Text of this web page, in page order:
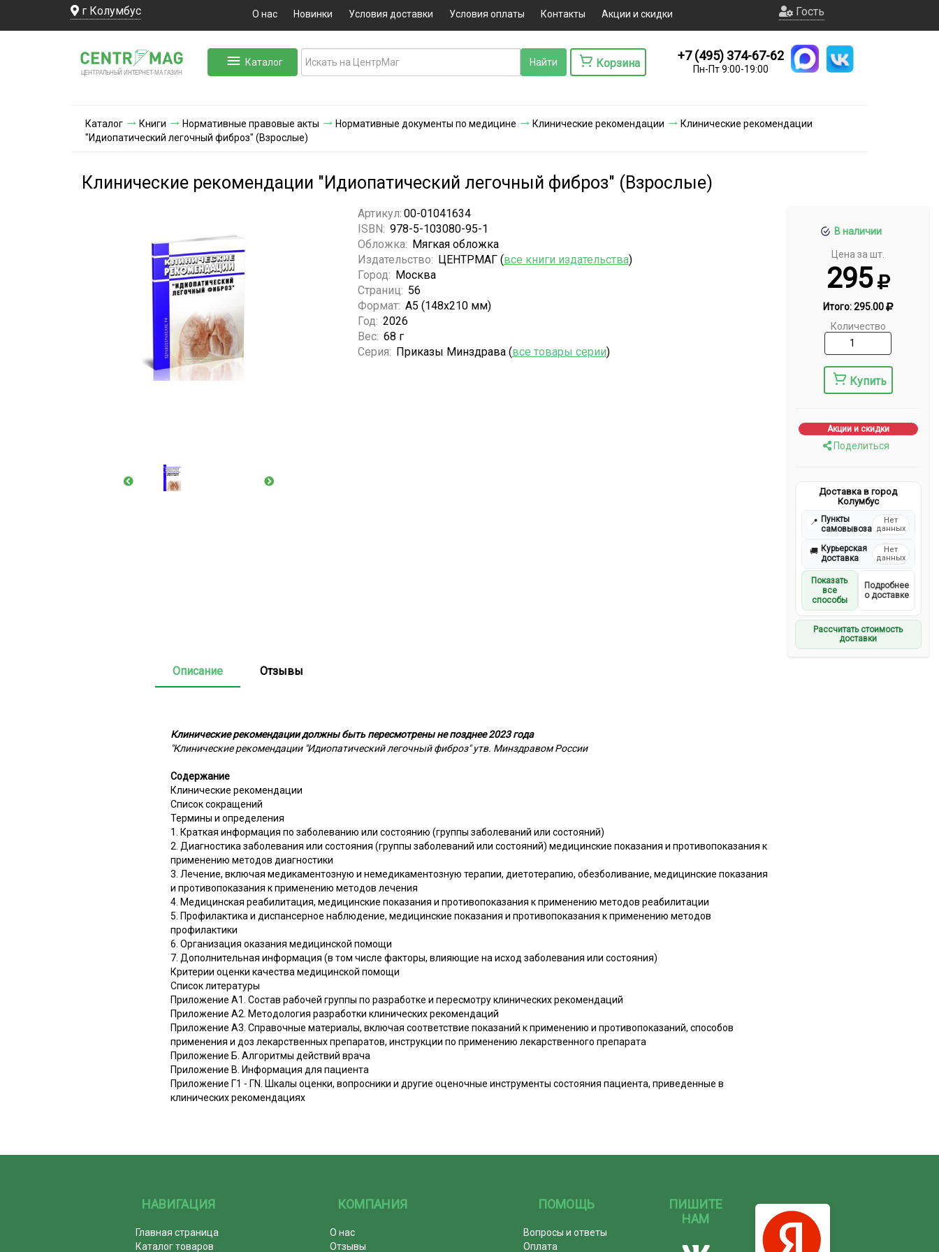
г Колумбус О нас Новинки Условия доставки Условия оплаты Контакты Акции и скидки Гость
ЦЕНТРАЛЬНЫЙ ИНТЕРНЕТ-МА ГАЗИН
Каталог Корзина
+7 (495) 374-67-62
Пн-Пт 9:00-19:00
Каталог Книги Нормативные правовые акты Нормативные документы по медицине Клинические рекомендации
Клинические рекомендации
"Идиопатический легочный фиброз" (Взрослые)
Клинические рекомендации "Идиопатический легочный фиброз" (Взрослые)
В наличии
Цена за шт.
295
Итого:295.00
Количество
Купить
Акции и скидки
Поделиться
Доставка в город
Колумбус
📍 Пункты
самовывоза
Нет
данных
🚚 Курьерская
доставка
Нет
данных
Показать
все
способы
Подробнее
о доставке
Рассчитать стоимость
доставки
Артикул: 00-01041634
ISBN: 978-5-103080-95-1
Обложка: Мягкая обложка
Издательство: ЦЕНТРМАГ (все книги издательства)
Город: Москва
Страниц: 56
Формат: А5 (148x210 мм)
Год: 2026
Вес: 68 г
Серия: Приказы Минздрава (все товары серии)
Описание Отзывы
Клинические рекомендации должны быть пересмотрены не позднее 2023 года
"Клинические рекомендации "Идиопатический легочный фиброз" утв. Минздравом России
Содержание
Клинические рекомендации
Список сокращений
Термины и определения
1. Краткая информация по заболеванию или состоянию (группы заболеваний или состояний)
2. Диагностика заболевания или состояния (группы заболеваний или состояний) медицинские показания и противопоказания к
применению методов диагностики
3. Лечение, включая медикаментозную и немедикаментозную терапии, диетотерапию, обезболивание, медицинские показания
и противопоказания к применению методов лечения
4. Медицинская реабилитация, медицинские показания и противопоказания к применению методов реабилитации
5. Профилактика и диспансерное наблюдение, медицинские показания и противопоказания к применению методов
профилактики
6. Организация оказания медицинской помощи
7. Дополнительная информация (в том числе факторы, влияющие на исход заболевания или состояния)
Критерии оценки качества медицинской помощи
Список литературы
Приложение А1. Состав рабочей группы по разработке и пересмотру клинических рекомендаций
Приложение А2. Методология разработки клинических рекомендаций
Приложение А3. Справочные материалы, включая соответствие показаний к применению и противопоказаний, способов
применения и доз лекарственных препаратов, инструкции по применению лекарственного препарата
Приложение Б. Алгоритмы действий врача
Приложение В. Информация для пациента
Приложение Г1 - ГN. Шкалы оценки, вопросники и другие оценочные инструменты состояния пациента, приведенные в
клинических рекомендациях
НАВИГАЦИЯ
Главная страница
Каталог товаров
КОМПАНИЯ
О нас
Отзывы
ПОМОЩЬ
Вопросы и ответы
Оплата
ПИШИТЕ
НАМ